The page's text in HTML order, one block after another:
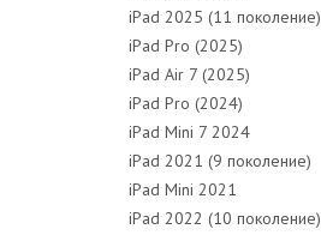
iPad 2025 (11 поколение)
iPad Pro (2025)
iPad Air 7 (2025)
iPad Pro (2024)
iPad Mini 7 2024
iPad 2021 (9 поколение)
iPad Mini 2021
iPad 2022 (10 поколение)